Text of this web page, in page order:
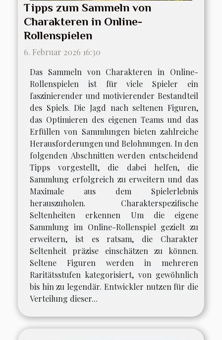
Tipps zum Sammeln von
Charakteren in Online-
Rollenspielen
6. Februar 2026 16:30
Das Sammeln von Charakteren in Online-
Rollenspielen ist für viele Spieler ein
faszinierender und motivierender Bestandteil
des Spiels. Die Jagd nach seltenen Figuren,
das Optimieren des eigenen Teams und das
Erfüllen von Sammlungen bieten zahlreiche
Herausforderungen und Belohnungen. In den
folgenden Abschnitten werden entscheidend
Tipps vorgestellt, die dabei helfen, die
Sammlung erfolgreich zu erweitern und das
Maximale aus dem Spielerlebnis
herauszuholen. Charakterspezifische
Seltenheiten erkennen Um die eigene
Sammlung im Online-Rollenspiel gezielt zu
erweitern, ist es ratsam, die Charakter
Seltenheit präzise einschätzen zu können.
Seltene Figuren werden in mehreren
Raritätsstufen kategorisiert, von gewöhnlich
bis hin zu legendär. Entwickler nutzen für die
Verteilung dieser...